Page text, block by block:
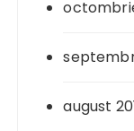
august